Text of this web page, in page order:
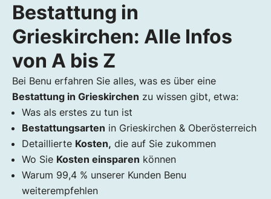
Bestattung in Grieskirchen: Alle Infos von
A bis Z
Wichtiger Hinweis
Bestattungen in Grieskirchen in Zeiten von
Corona
Was ist zu tun? Die 5 ersten Schritte bei
einem Todesfall in Grieskirchen
Schritt 1: Totenbeschauarzt des örtlichen
Gesundheitsamtes verständigen
Schritt 2: Bestatter informieren
Schritt 3: Weitere Angehörige informieren
Bestattung in
Grieskirchen: Alle Infos
von A bis Z
Bei Benu erfahren Sie alles, was es über eine
Bestattung in Grieskirchen zu wissen gibt, etwa:
Was als erstes zu tun ist
Bestattungsarten in Grieskirchen & Oberösterreich
Detaillierte Kosten, die auf Sie zukommen
Wo Sie Kosten einsparen können
Warum 99,4 % unserer Kunden Benu
weiterempfehlen